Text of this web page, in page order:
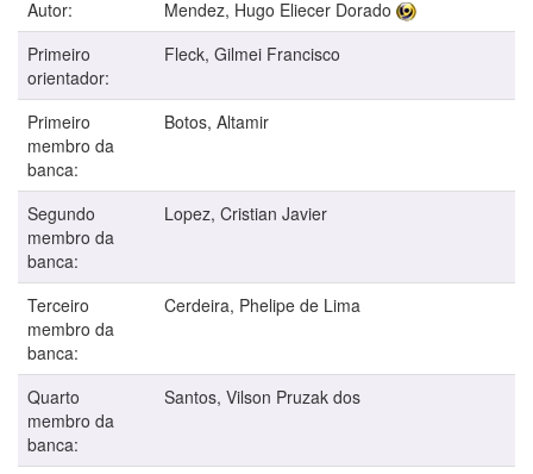
Autor:
Mendez, Hugo Eliecer Dorado
Primeiro
orientador:
Fleck, Gilmei Francisco
Primeiro
membro da
banca:
Botos, Altamir
Segundo
membro da
banca:
Lopez, Cristian Javier
Terceiro
membro da
banca:
Cerdeira, Phelipe de Lima
Quarto
membro da
banca:
Santos, Vilson Pruzak dos